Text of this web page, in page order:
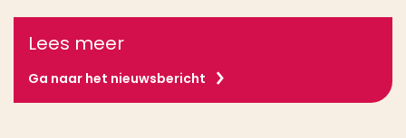
Lees meer
Ga naar het nieuwsbericht